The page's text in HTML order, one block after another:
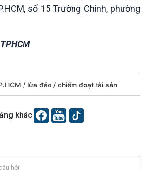
Câu chuyện thời sự
số 15 Trường Chinh, phường
lừa đảo chiếm đoạt tài sản
khác